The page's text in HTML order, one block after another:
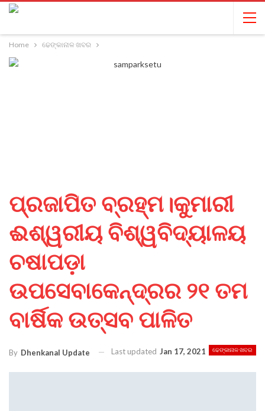
Home ଢେଙ୍କାନାଳ ଖବର
ପ୍ରଜାପିତ ବ୍ରହ୍ମ।କୁମାରୀ
ଈଶ୍ୱରୀୟ ବିଶ୍ୱବିଦ୍ୟାଳୟ
ଚଷାପଡ଼ା
ଉପସେବାକେନ୍ଦ୍ରର ୨୧ ତମ
ବାର୍ଷିକ ଉତ୍ସବ ପାଳିତ
ଢେଙ୍କାନାଳ ଖବର
By Dhenkanal Update Last updated Jan 17, 2021